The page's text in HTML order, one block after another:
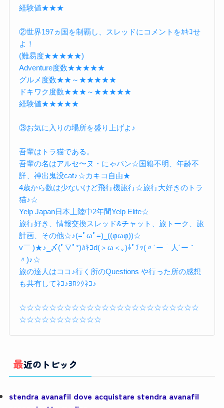
経験値★★★
②世界197ヵ国を制覇し、スレッドにコメントをｶｷｺせ
よ！
(難易度★★★★★)
Adventure度数★★★★★
グルメ度数★★～★★★★★
ドキワク度数★★★～★★★★★
経験値★★★★★
③お気に入りの場所を盛り上げよ♪
吾輩はトラ猫である。
吾輩の名はアルセ〜ヌ・にゃパン☆国籍不明、年齢不
詳、神出鬼没cat♪☆カキコ自由★
4歳から数は少ないけど飛行機旅行☆旅行大好きのトラ
猫♪☆
Yelp Japan日本上陸中2年間Yelp Elite☆
旅行好き、情報交換スレッド&チャット、旅トーク、旅
計画、その他☆♪(=ﾟωﾟ=)_((φωφ))☆
v￣ )★♪_〆(ﾟ▽ﾟ*)ｶｷｺd(＞ω＜｡)ﾎﾟﾁｯ(〃´ー｀人´ー｀
〃)♪☆
旅の達人はココ♪行く所のQuestions や行った所の感想
も共有してﾈｺ♪ﾖﾛｼｸﾈｺ♪
☆☆☆☆☆☆☆☆☆☆☆☆☆☆☆☆☆☆☆☆☆☆☆☆
☆☆☆☆☆☆☆☆☆☆☆
最近のトピック
stendra avanafil dove acquistare stendra avanafil